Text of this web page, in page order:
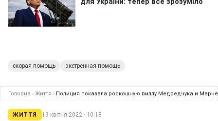
скорая помощь экстренная помощь
Головна › Життя › Полиция показала роскошную виллу Медведчука и
ЖИТТЯ 19 квітня 2022 · 10:18